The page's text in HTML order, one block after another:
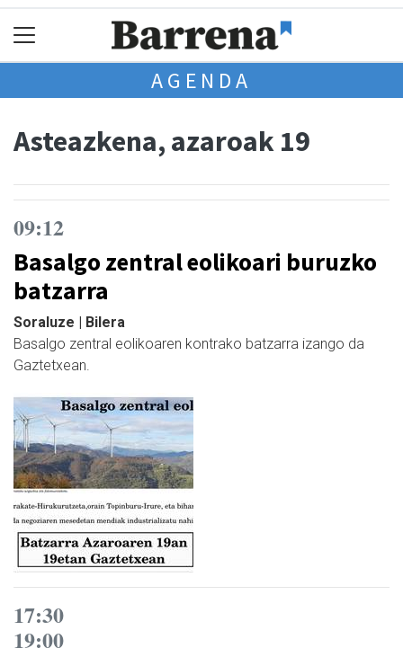
AGENDA
Asteazkena, azaroak 19
09:12
Basalgo zentral eolikoari buruzko
batzarra
Soraluze | Bilera
Basalgo zentral eolikoaren kontrako batzarra izango da
Gaztetxean.
17:30
19:00